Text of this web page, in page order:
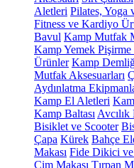
Aletleri Pilates, Yoga
Fitness ve Kardiyo
Bavul Kamp Mutfak
Kamp Yemek Pişirme
Ürünler Kamp
Mutfak Aksesuarları
Aydınlatma
Kamp El Aletleri
Kamp Baltası
Bisiklet ve Scooter
Çapa Kürek Bahçe
Makası Fide Dikici
Çim Makası Tırpan